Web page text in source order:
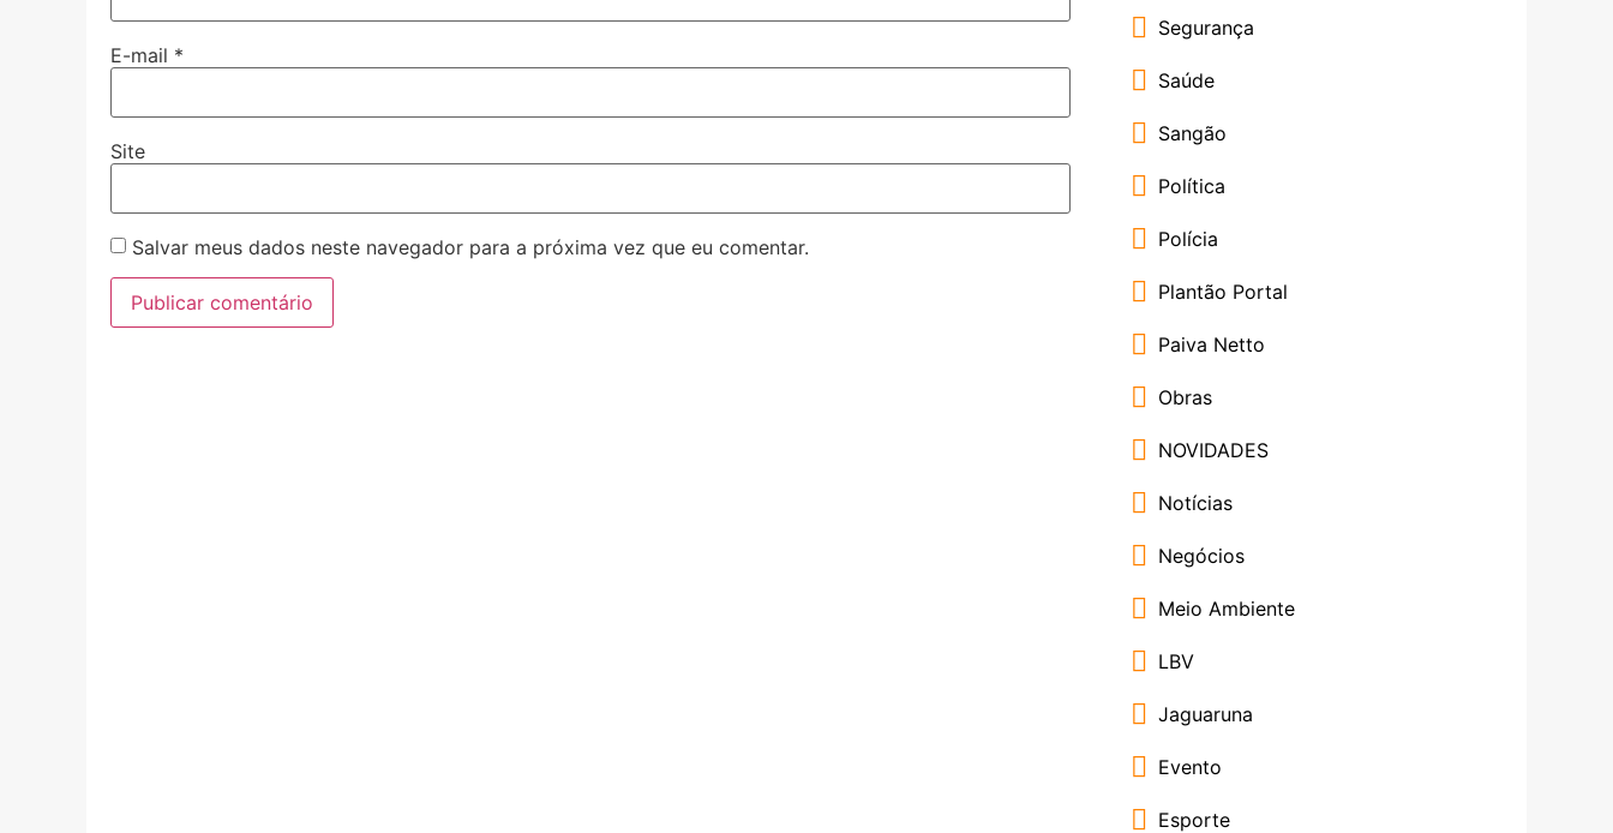
E-mail *
Site
Salvar meus dados neste navegador para a próxima vez que eu comentar.
Segurança
Saúde
Sangão
Política
Polícia
Plantão Portal
Paiva Netto
Obras
NOVIDADES
Notícias
Negócios
Meio Ambiente
LBV
Jaguaruna
Evento
Esporte